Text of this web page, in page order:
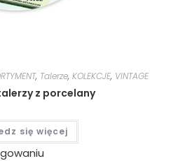
, Talerze, KOLEKCJE, VINTAGE
z porcelany
się więcej